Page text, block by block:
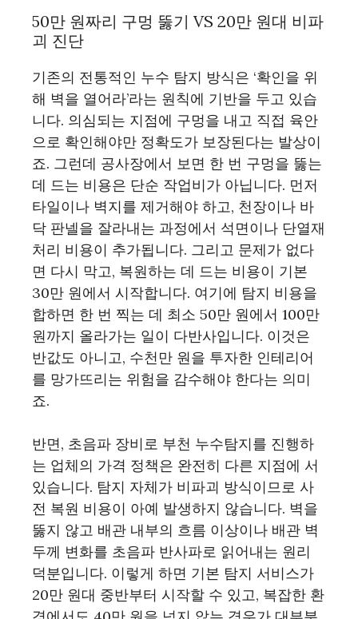
50만 원짜리 구멍 뚫기 VS 20만 원대 비파
괴 진단
기존의 전통적인 누수 탐지 방식은 ‘확인을 위
해 벽을 열어라’라는 원칙에 기반을 두고 있습
니다. 의심되는 지점에 구멍을 내고 직접 육안
으로 확인해야만 정확도가 보장된다는 발상이
죠. 그런데 공사장에서 보면 한 번 구멍을 뚫는
데 드는 비용은 단순 작업비가 아닙니다. 먼저
타일이나 벽지를 제거해야 하고, 천장이나 바
닥 판넬을 잘라내는 과정에서 석면이나 단열재
처리 비용이 추가됩니다. 그리고 문제가 없다
면 다시 막고, 복원하는 데 드는 비용이 기본
30만 원에서 시작합니다. 여기에 탐지 비용을
합하면 한 번 찍는 데 최소 50만 원에서 100만
원까지 올라가는 일이 다반사입니다. 이것은
반값도 아니고, 수천만 원을 투자한 인테리어
를 망가뜨리는 위험을 감수해야 한다는 의미
죠.
반면, 초음파 장비로 부천 누수탐지를 진행하
는 업체의 가격 정책은 완전히 다른 지점에 서
있습니다. 탐지 자체가 비파괴 방식이므로 사
전 복원 비용이 아예 발생하지 않습니다. 벽을
뚫지 않고 배관 내부의 흐름 이상이나 배관 벽
두께 변화를 초음파 반사파로 읽어내는 원리
덕분입니다. 이렇게 하면 기본 탐지 서비스가
20만 원대 중반부터 시작할 수 있고, 복잡한 환